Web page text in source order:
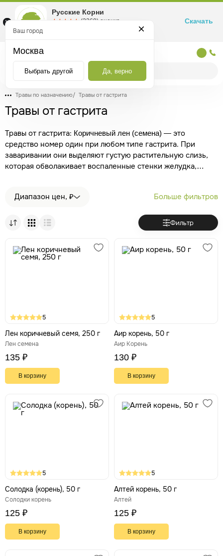
Травы по назначению/ Травы от гастрита
Травы от гастрита
Травы от гастрита: Коричневый лен (семена) — это
средство номер один при любом типе гастрита. При
заваривании они выделяют густую растительную слизь,
которая обволакивает воспаленные стенки желудка,
противовоспалительное растение, которое быстро
раздраженную слизистую оболочку.Корень солодки
мощный природный гастропротектор, стимулирующий
выработку естественной защитной слизи желудка и
способствующий быстрому заживлению эрозий.Корень
Диапазон цен, ₽ Больше фильтров
Фильтр
5
Лен коричневый семя, 250 г
Лен семена
135 ₽
В корзину
5
Аир корень, 50 г
Аир Корень
130 ₽
В корзину
5
Солодка (корень), 50 г
Солодки корень
125 ₽
В корзину
5
Алтей корень, 50 г
Алтей
125 ₽
В корзину
Ваш город
Москва
Выбрать другой Да, верно
Русские Корни
☆☆☆☆☆
★★★★★ (2360) оценка
Маркетплейс товаров для здоровья
Скачать